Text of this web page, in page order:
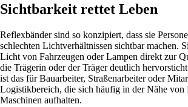
Sichtbarkeit rettet Leben
Reflexbänder sind so konzipiert, dass sie
schlechten Lichtverhältnissen sichtbar machen.
Licht von Fahrzeugen oder Lampen direkt zur
die Trägerin oder der Träger deutlich
ist das für Bauarbeiter, Straßenarbeiter oder
Logistikbereich, die sich häufig in der Nähe von
Maschinen aufhalten.